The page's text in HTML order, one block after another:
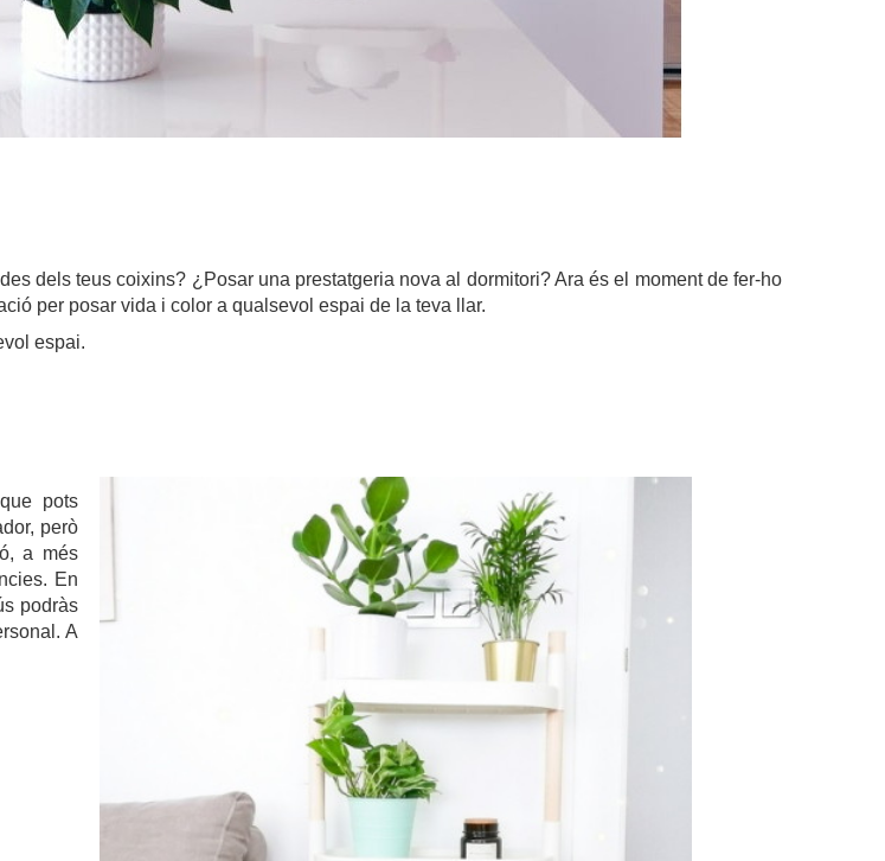
dels teus coixins? ¿Posar una prestatgeria nova al dormitori? Ara és el moment de fer-ho
per posar vida i color a qualsevol espai de la teva llar.
espai.
pots
però
a més
En
podràs
A